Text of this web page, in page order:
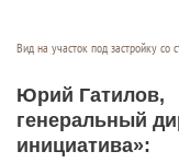
Вид на участок под застройку со
Юрий Гатилов,
генеральный
инициатива»: